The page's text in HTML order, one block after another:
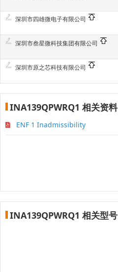
深圳市四雄微电子有限公司
深圳市叁星微科技集团有限公司
深圳市原之芯科技有限公司
INA139QPWRQ1 相关资料
ENF 1 Inadmissibility
INA139QPWRQ1 相关型号